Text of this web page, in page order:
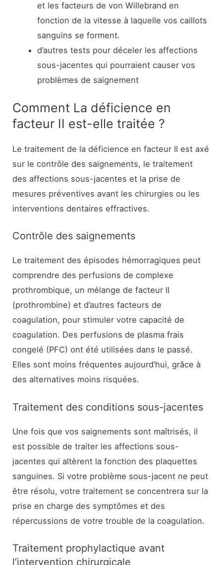
et les facteurs de von Willebrand en
fonction de la vitesse à laquelle vos caillots
sanguins se forment.
d’autres tests pour déceler les affections
sous-jacentes qui pourraient causer vos
problèmes de saignement
Comment La déficience en
facteur II est-elle traitée ?
Le traitement de la déficience en facteur II est axé
sur le contrôle des saignements, le traitement
des affections sous-jacentes et la prise de
mesures préventives avant les chirurgies ou les
interventions dentaires effractives.
Contrôle des saignements
Le traitement des épisodes hémorragiques peut
comprendre des perfusions de complexe
prothrombique, un mélange de facteur II
(prothrombine) et d’autres facteurs de
coagulation, pour stimuler votre capacité de
coagulation. Des perfusions de plasma frais
congelé (PFC) ont été utilisées dans le passé.
Elles sont moins fréquentes aujourd’hui, grâce à
des alternatives moins risquées.
Traitement des conditions sous-jacentes
Une fois que vos saignements sont maîtrisés, il
est possible de traiter les affections sous-
jacentes qui altèrent la fonction des plaquettes
sanguines. Si votre problème sous-jacent ne peut
être résolu, votre traitement se concentrera sur la
prise en charge des symptômes et des
répercussions de votre trouble de la coagulation.
Traitement prophylactique avant
l’intervention chirurgicale